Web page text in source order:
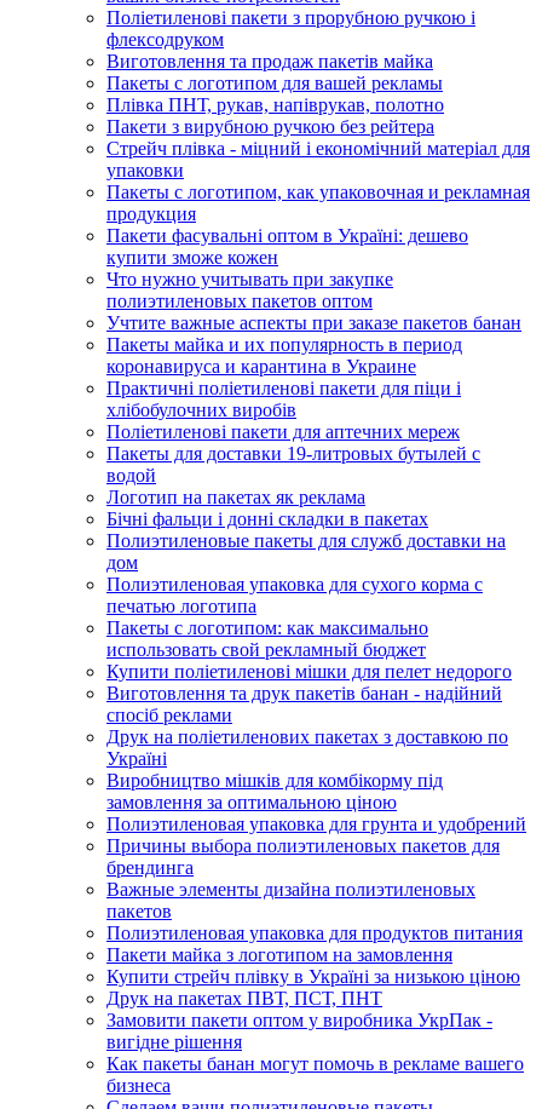
Поліетиленові пакети з прорубною ручкою і
флексодруком
Виготовлення та продаж пакетів майка
Пакеты с логотипом для вашей рекламы
Плівка ПНТ, рукав, напіврукав, полотно
Пакети з вирубною ручкою без рейтера
Стрейч плівка - міцний і економічний матеріал для
упаковки
Пакеты с логотипом, как упаковочная и рекламная
продукция
Пакети фасувальні оптом в Україні: дешево
купити зможе кожен
Что нужно учитывать при закупке
полиэтиленовых пакетов оптом
Учтите важные аспекты при заказе пакетов банан
Пакеты майка и их популярность в период
коронавируса и карантина в Украине
Практичні поліетиленові пакети для піци і
хлібобулочних виробів
Поліетиленові пакети для аптечних мереж
Пакеты для доставки 19-литровых бутылей с
водой
Логотип на пакетах як реклама
Бічні фальци і донні складки в пакетах
Полиэтиленовые пакеты для служб доставки на
дом
Полиэтиленовая упаковка для сухого корма с
печатью логотипа
Пакеты с логотипом: как максимально
использовать свой рекламный бюджет
Купити поліетиленові мішки для пелет недорого
Виготовлення та друк пакетів банан - надійний
спосіб реклами
Друк на поліетиленових пакетах з доставкою по
Україні
Виробництво мішків для комбікорму під
замовлення за оптимальною ціною
Полиэтиленовая упаковка для грунта и удобрений
Причины выбора полиэтиленовых пакетов для
брендинга
Важные элементы дизайна полиэтиленовых
пакетов
Полиэтиленовая упаковка для продуктов питания
Пакети майка з логотипом на замовлення
Купити стрейч плівку в Україні за низькою ціною
Друк на пакетах ПВТ, ПСТ, ПНТ
Замовити пакети оптом у виробника УкрПак -
вигідне рішення
Как пакеты банан могут помочь в рекламе вашего
бизнеса